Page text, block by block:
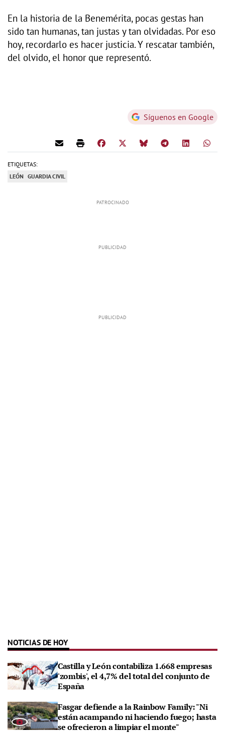
En la historia de la Benemérita, pocas gestas han
sido tan humanas, tan justas y tan olvidadas. Por eso
hoy, recordarlo es hacer justicia. Y rescatar también,
del olvido, el honor que representó.
Síguenos en Google
ETIQUETAS:
LEÓN GUARDIA CIVIL
NOTICIAS DE HOY
Castilla y León contabiliza 1.668 empresas
'zombis', el 4,7% del total del conjunto de
España
Fasgar defiende a la Rainbow Family: "Ni
están acampando ni haciendo fuego; hasta
se ofrecieron a limpiar el monte"